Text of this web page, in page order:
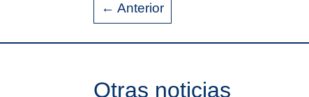
←Anterior
Otras noticias